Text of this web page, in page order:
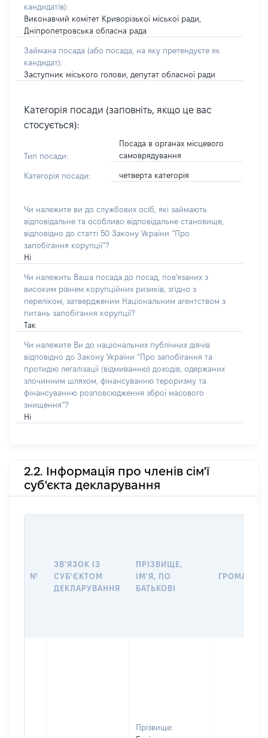
кандидатів):
Виконавчий комітет Криворізької міської ради,
Дніпропетровська обласна рада
Займана посада (або посада, на яку претендуєте як
кандидат):
Заступник міського голови, депутат обласної ради
Категорія посади (заповніть, якщо це вас
стосується):
Тип посади:
Посада в органах місцевого
самоврядування
Категорія посади: четверта категорія
Чи належите ви до службових осіб, які займають
відповідальне та особливо відповідальне становище,
відповідно до статті 50 Закону України “Про
запобігання корупції”?
Ні
Чи належить Ваша посада до посад, пов'язаних з
високим рівнем корупційних ризиків, згідно з
переліком, затвердженим Національним агентством з
питань запобігання корупції?
Так
Чи належите Ви до національних публічних діячів
відповідно до Закону України “Про запобігання та
протидію легалізації (відмиванню) доходів, одержаних
злочинним шляхом, фінансуванню тероризму та
фінансуванню розповсюдження зброї масового
знищення”?
Ні
2.2. Інформація про членів сім'ї
суб'єкта декларування
№
ЗВ'ЯЗОК ІЗ
СУБ'ЄКТОМ
ДЕКЛАРУВАННЯ
ПРІЗВИЩЕ,
ІМ'Я, ПО
БАТЬКОВІ
Прізвище: